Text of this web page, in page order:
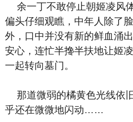
余一丁不敢停止朝姬凌风
偏头仔细观瞧，中年人除了
外，口中并没有新的鲜血涌
安心，连忙半搀半扶地让姬
一起转向墓门。
那道微弱的橘黄色光线依
乎还在微微地闪动……